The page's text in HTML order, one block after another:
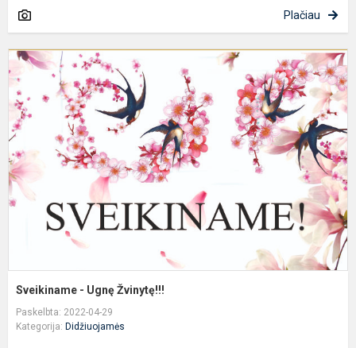
Plačiau
Sveikiname - Ugnę Žvinytę!!!
Paskelbta: 2022-04-29
Kategorija: Didžiuojamės